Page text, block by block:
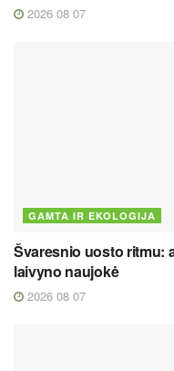
2026 08 07
GAMTA IR EKOLOGIJA
Švaresnio uosto ritmu:
laivyno naujokė
2026 08 07